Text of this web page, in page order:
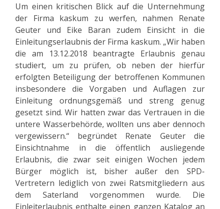
Um einen kritischen Blick auf die Unternehmung
der Firma kaskum zu werfen, nahmen Renate
Geuter und Eike Baran zudem Einsicht in die
Einleitungserlaubnis der Firma kaskum. „Wir haben
die am 13.12.2018 beantragte Erlaubnis genau
studiert, um zu prüfen, ob neben der hierfür
erfolgten Beteiligung der betroffenen Kommunen
insbesondere die Vorgaben und Auflagen zur
Einleitung ordnungsgemäß und streng genug
gesetzt sind. Wir hatten zwar das Vertrauen in die
untere Wasserbehörde, wollten uns aber dennoch
vergewissern.“ begründet Renate Geuter die
Einsichtnahme in die öffentlich ausliegende
Erlaubnis, die zwar seit einigen Wochen jedem
Bürger möglich ist, bisher außer den SPD-
Vertretern lediglich von zwei Ratsmitgliedern aus
dem Saterland vorgenommen wurde. Die
Einleiterlaubnis enthalte einen ganzen Katalog an